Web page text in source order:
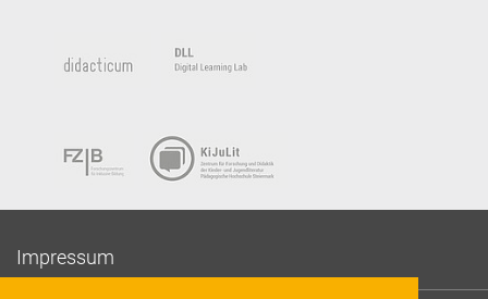
Impressum